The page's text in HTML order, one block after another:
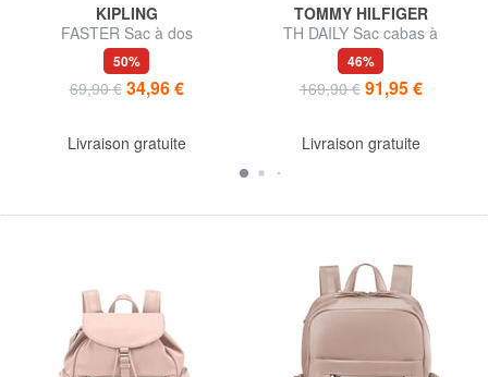
KIPLING
FASTER Sac à dos
50%
69,90 € 34,96 €
Livraison gratuite
TOMMY HILFIGER
TH DAILY Sac cabas à
bandoulière
46%
169,90 € 91,95 €
Livraison gratuite